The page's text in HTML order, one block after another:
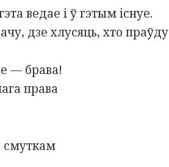
ведае і ў гэтым існуе.
дзе хлусяць, хто праўду
— брава!
права
смуткам